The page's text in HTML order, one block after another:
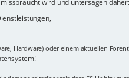
wird und untersagen daher:
Hardware) oder einem aktuellen